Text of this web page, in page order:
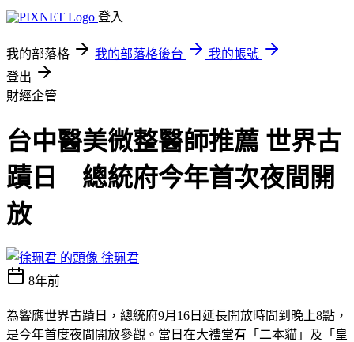
登入
我的部落格 我的部落格後台
我的帳號
登出
財經企管
台中醫美微整醫師推薦 世界古
蹟日 總統府今年首次夜間開
放
徐珮君
8年前
為響應世界古蹟日，總統府9月16日延長開放時間到晚上8點，
是今年首度夜間開放參觀。當日在大禮堂有「二本貓」及「皇